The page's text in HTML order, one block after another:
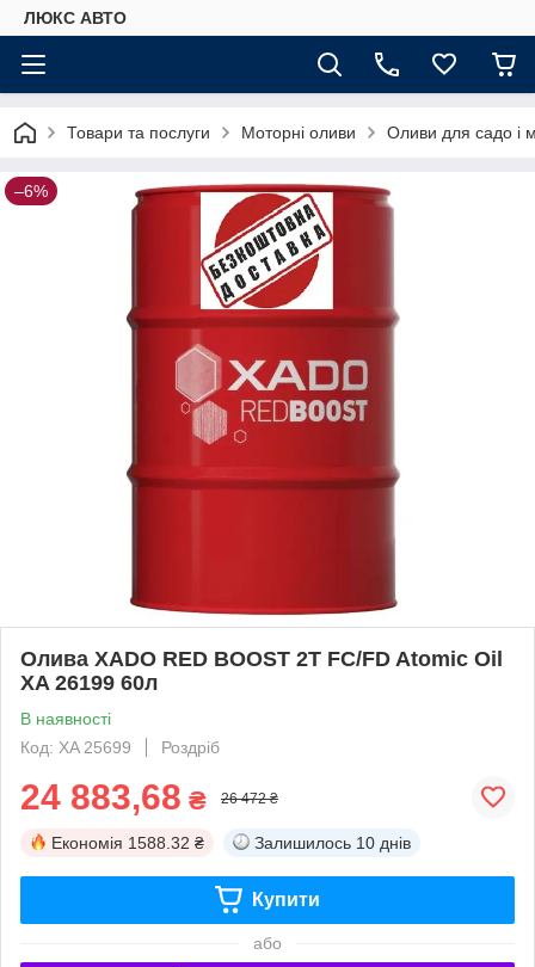
ЛЮКС АВТО
Товари та послуги Моторні оливи Оливи для садо і
–6%
Олива XADO RED BOOST 2T FC/FD Atomic Oil
XA 26199 60л
В наявності
Код: XA 25699
Роздріб
24 883,68 ₴ 26 472 ₴
Економія 1588.32 ₴ Залишилось 10 днів
Купити
або